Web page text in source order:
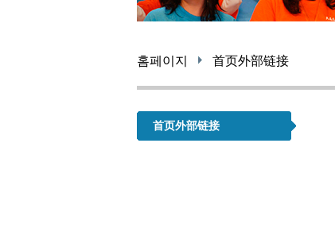
홈페이지 首页外部链接
首页外部链接